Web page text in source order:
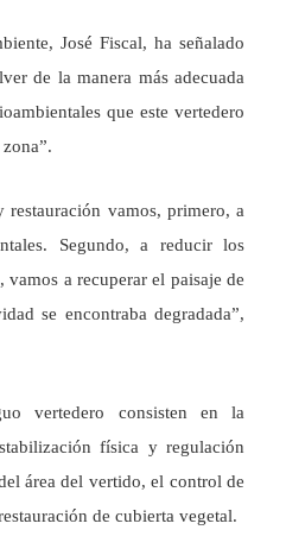
José Fiscal, ha señalado
de la manera más adecuada
que este vertedero
restauración vamos, primero, a
Segundo, a reducir los
vamos a recuperar el paisaje de
se encontraba degradada”,
vertedero consisten en la
física y regulación
área del vertido, el control de
de cubierta vegetal.